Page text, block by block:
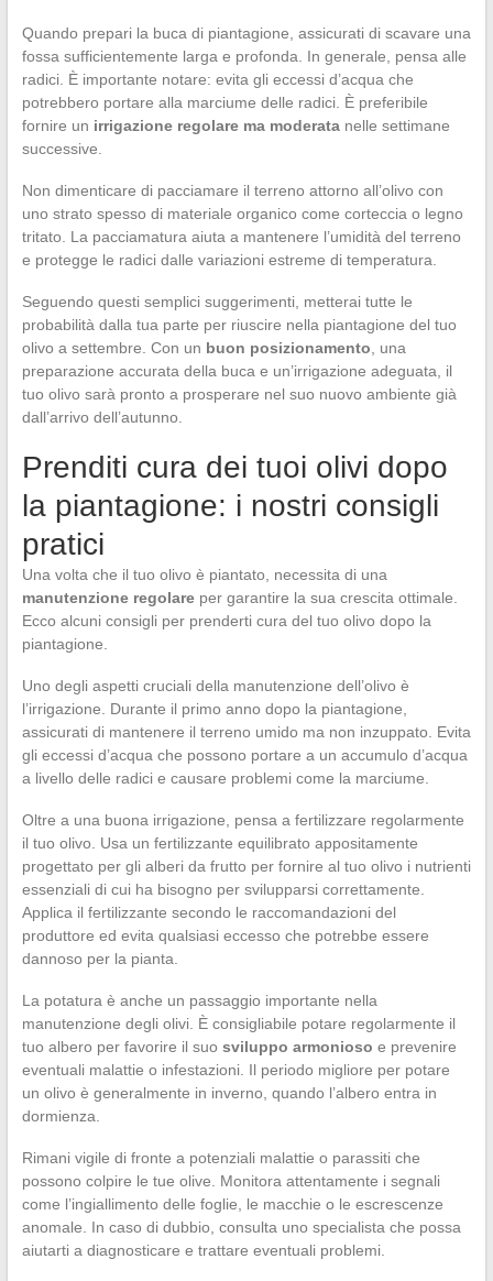
Quando prepari la buca di piantagione, assicurati di scavare una
fossa sufficientemente larga e profonda. In generale, pensa alle
radici. È importante notare: evita gli eccessi d’acqua che
potrebbero portare alla marciume delle radici. È preferibile
fornire un irrigazione regolare ma moderatanelle settimane
successive.
Non dimenticare di pacciamare il terreno attorno all’olivo con
uno strato spesso di materiale organico come corteccia o legno
tritato. La pacciamatura aiuta a mantenere l’umidità del terreno
e protegge le radici dalle variazioni estreme di temperatura.
Seguendo questi semplici suggerimenti, metterai tutte le
probabilità dalla tua parte per riuscire nella piantagione del tuo
olivo a settembre. Con un buon posizionamento , una
preparazione accurata della buca e un’irrigazione adeguata, il
tuo olivo sarà pronto a prosperare nel suo nuovo ambiente già
dall’arrivo dell’autunno.
Prenditi cura dei tuoi olivi dopo
la piantagione: i nostri consigli
pratici
Una volta che il tuo olivo è piantato, necessita di una
manutenzione regolareper garantire la sua crescita ottimale.
Ecco alcuni consigli per prenderti cura del tuo olivo dopo la
piantagione.
Uno degli aspetti cruciali della manutenzione dell’olivo è
l’irrigazione. Durante il primo anno dopo la piantagione,
assicurati di mantenere il terreno umido ma non inzuppato. Evita
gli eccessi d’acqua che possono portare a un accumulo d’acqua
a livello delle radici e causare problemi come la marciume.
Oltre a una buona irrigazione, pensa a fertilizzare regolarmente
il tuo olivo. Usa un fertilizzante equilibrato appositamente
progettato per gli alberi da frutto per fornire al tuo olivo i nutrienti
essenziali di cui ha bisogno per svilupparsi correttamente.
Applica il fertilizzante secondo le raccomandazioni del
produttore ed evita qualsiasi eccesso che potrebbe essere
dannoso per la pianta.
La potatura è anche un passaggio importante nella
manutenzione degli olivi. È consigliabile potare regolarmente il
tuo albero per favorire il suo sviluppo armonioso e prevenire
eventuali malattie o infestazioni. Il periodo migliore per potare
un olivo è generalmente in inverno, quando l’albero entra in
dormienza.
Rimani vigile di fronte a potenziali malattie o parassiti che
possono colpire le tue olive. Monitora attentamente i segnali
come l’ingiallimento delle foglie, le macchie o le escrescenze
anomale. In caso di dubbio, consulta uno specialista che possa
aiutarti a diagnosticare e trattare eventuali problemi.